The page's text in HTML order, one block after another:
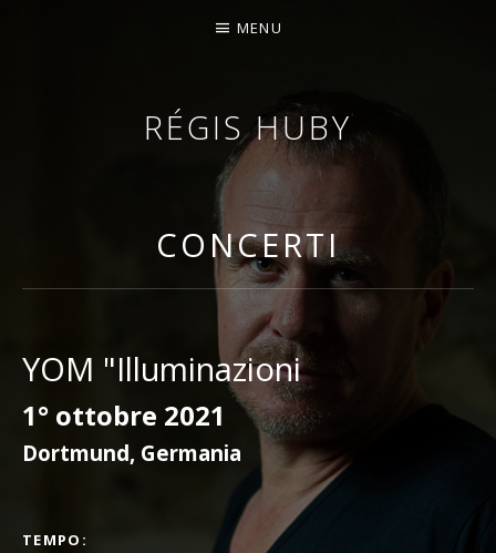
RÉGIS HUBY
VIOLINISTA - IMPROVVISATORE - COMPOSITORE
MENU
CONCERTI
YOM "Illuminazioni
1° ottobre 2021
Dortmund, Germania
DETTAGLI DEL CONCERTO
TEMPO